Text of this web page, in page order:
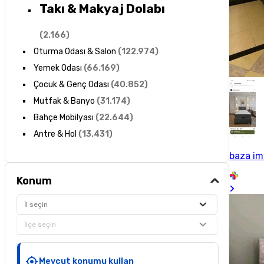
Takı & Makyaj Dolabı
(2.166)
Oturma Odası & Salon (122.974)
Yemek Odası (66.169)
Çocuk & Genç Odası (40.852)
Mutfak & Banyo (31.174)
Bahçe Mobilyası (22.644)
Antre & Hol (13.431)
Konum
İl seçin
İlçe seçin
Mevcut konumu kullan
baza